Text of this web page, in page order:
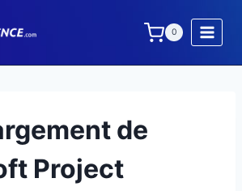
0
de
Project